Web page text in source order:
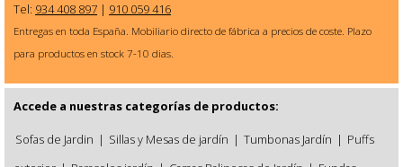
Tel: 934 408 897 | 910 059 416
Entregas en toda España. Mobiliario directo de fábrica a precios de coste. Plazo
para productos en stock 7-10 dias.
Accede a nuestras categorías de productos:
Sofas de Jardin | Sillas y Mesas de jardín | Tumbonas Jardín | Puffs